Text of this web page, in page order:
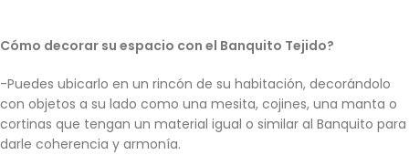
Cómo decorar su espacio con el Banquito Tejido?
-Puedes ubicarlo en un rincón de su habitación, decorándolo
con objetos a su lado como una mesita, cojines, una manta o
cortinas que tengan un material igual o similar al Banquito para
darle coherencia y armonía.